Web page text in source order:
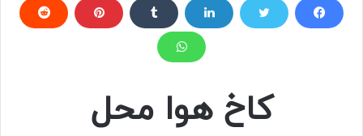
کاخ هوا محل